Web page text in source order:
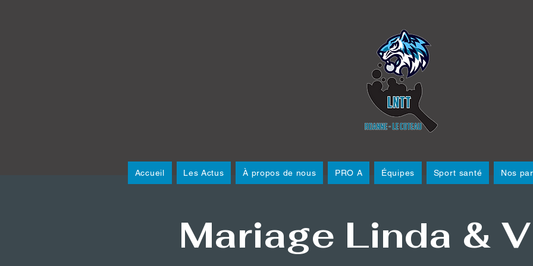
Accueil Les Actus À propos de nous PRO A Équipes Sport santé Nos
Mariage Linda &